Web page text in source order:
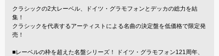
クラシックの2大レーベル、ドイツ・グラモフォンとデッカの総力を結
集！
クラシックを代表するアーティストによる名曲の決定盤を低価格で限定発
売！
■レーベルの枠を超えた名盤シリーズ！ ドイツ・グラモフォン121周年、